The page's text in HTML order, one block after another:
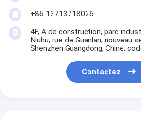
+86 13713718026
4F, A de construction, parc
Niuhu, rue de Guanlan, nouveau
Shenzhen Guangdong, Chine,
Contactez